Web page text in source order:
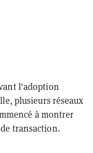
l'adoption
plusieurs réseaux
à montrer
transaction.